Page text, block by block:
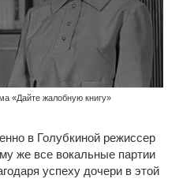
«Дайте жалобную книгу»
в Голубкиной режиссер
же все вокальные партии
успеху дочери в этой